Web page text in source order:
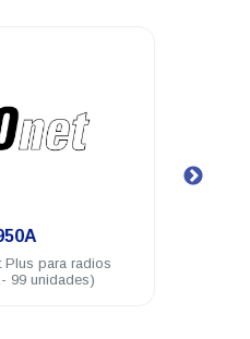
TT2960A
Plus puesto adicional de
de despacho